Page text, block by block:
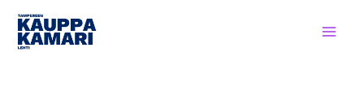
Siirry
sisältöön